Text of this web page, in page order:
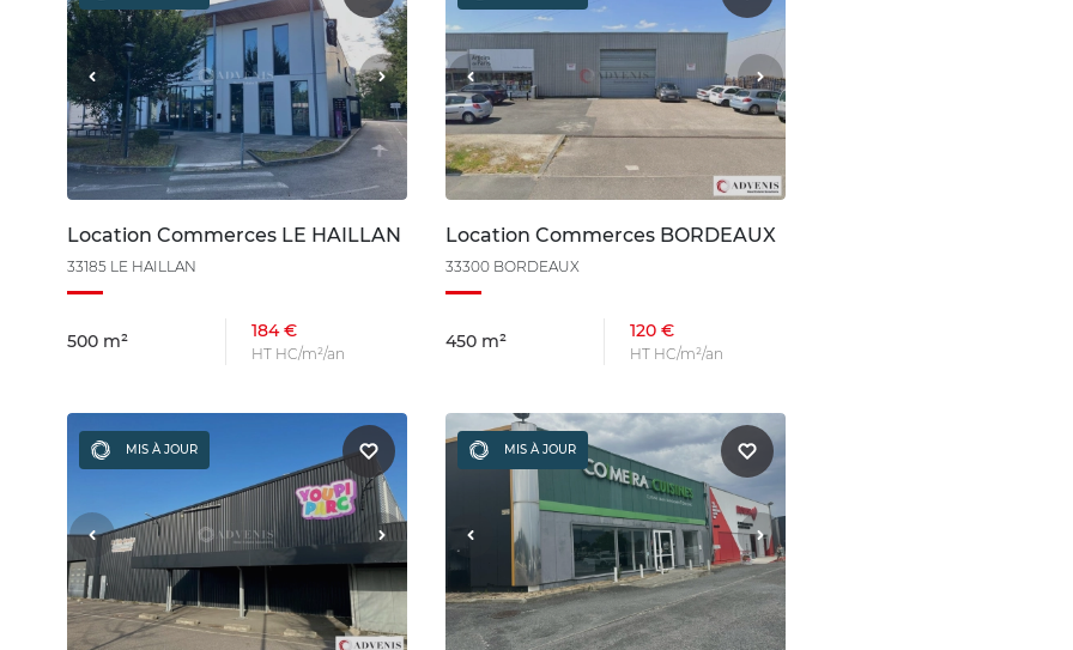
Location Commerces LE HAILLAN
33185 LE HAILLAN
500 m² 184 €
HT HC/m²/an
Location Commerces BORDEAUX
33300 BORDEAUX
450 m² 120 €
HT HC/m²/an
MIS À JOUR MIS À JOUR